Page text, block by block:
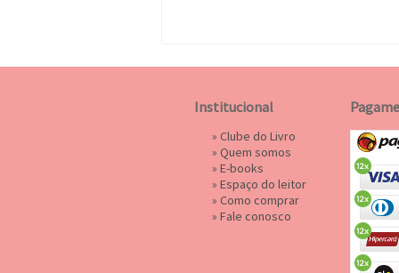
Institucional
» Clube do Livro
» Quem somos
» E-books
» Espaço do leitor
» Como comprar
» Fale conosco